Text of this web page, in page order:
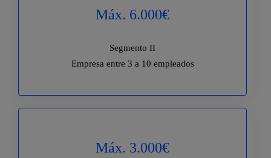
Máx. 6.000€
Segmento II
Empresa entre 3 a 10 empleados
Máx. 3.000€